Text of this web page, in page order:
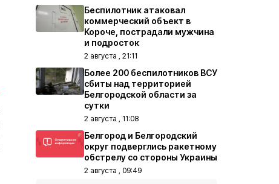
Беспилотник атаковал
коммерческий объект в
Короче, пострадали мужчина
и подросток
2 августа , 21:11
Более 200 беспилотников ВСУ
сбиты над территорией
Белгородской области за
сутки
2 августа , 11:08
Белгород и Белгородский
округ подверглись ракетному
обстрелу со стороны Украины
2 августа , 09:49